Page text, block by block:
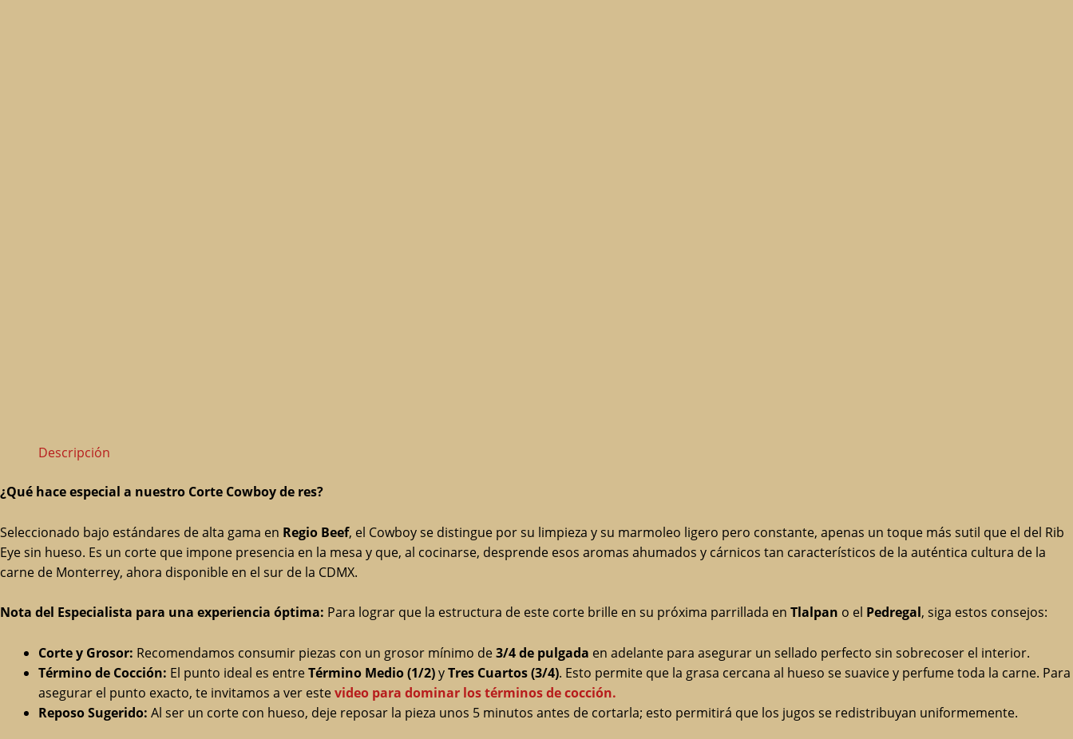
Descripción
¿Qué hace especial a nuestro Corte Cowboy de res?
Seleccionado bajo estándares de alta gama en Regio Beef, el Cowboy se distingue por su limpieza y su marmoleo ligero pero constante, apenas un toque más sutil que el del Rib
Eye sin hueso. Es un corte que impone presencia en la mesa y que, al cocinarse, desprende esos aromas ahumados y cárnicos tan característicos de la auténtica cultura de la
carne de Monterrey, ahora disponible en el sur de la CDMX.
Nota del Especialista para una experiencia óptima: Para lograr que la estructura de este corte brille en su próxima parrillada en Tlalpan o el Pedregal, siga estos consejos:
Corte y Grosor: Recomendamos consumir piezas con un grosor mínimo de3/4 de pulgada en adelante para asegurar un sellado perfecto sin sobrecoser el interior.
Término de Cocción: El punto ideal es entreTérmino Medio (1/2)yTres Cuartos (3/4). Esto permite que la grasa cercana al hueso se suavice y perfume toda la carne. Para
asegurar el punto exacto, te invitamos a ver estevideo para dominar los términos de cocción.
Reposo Sugerido: Al ser un corte con hueso, deje reposar la pieza unos 5 minutos antes de cortarla; esto permitirá que los jugos se redistribuyan uniformemente.